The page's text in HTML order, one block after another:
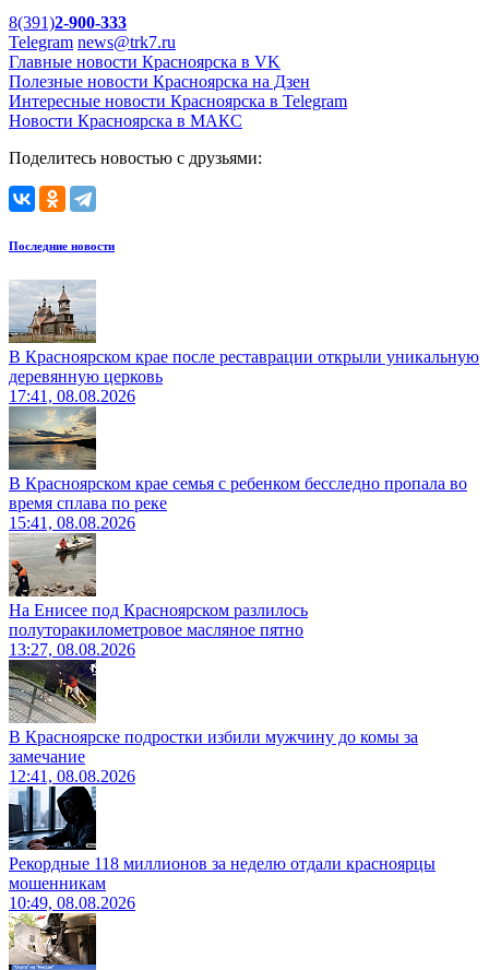
8(391)2-900-333
Telegram news@trk7.ru
Главные новости Красноярска в VK
Полезные новости Красноярска на Дзен
Интересные новости Красноярска в Telegram
Новости Красноярска в МАКС
Поделитесь новостью с друзьями:
Последние новости
В Красноярском крае после реставрации открыли уникальную
деревянную церковь
17:41, 08.08.2026
В Красноярском крае семья с ребенком бесследно пропала во
время сплава по реке
15:41, 08.08.2026
На Енисее под Красноярском разлилось
полуторакилометровое масляное пятно
13:27, 08.08.2026
В Красноярске подростки избили мужчину до комы за
замечание
12:41, 08.08.2026
Рекордные 118 миллионов за неделю отдали красноярцы
мошенникам
10:49, 08.08.2026